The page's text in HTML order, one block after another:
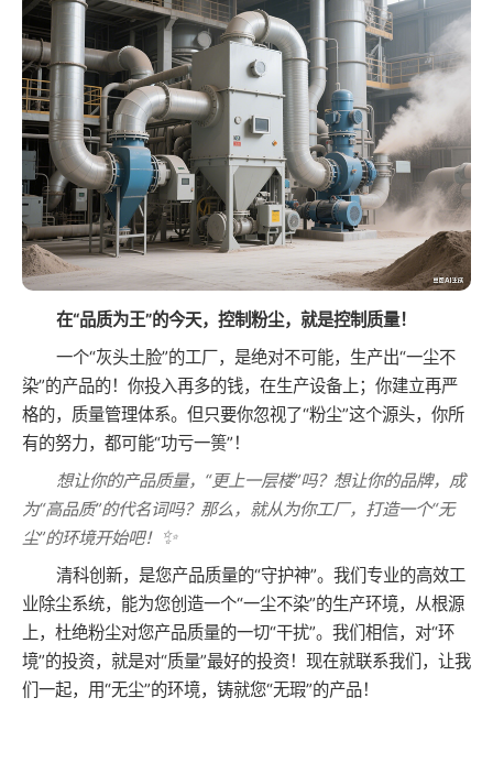
在“品质为王”的今天，控制粉尘，就是控制质量！
一个“灰头土脸”的工厂，是绝对不可能，生产出“一尘不
染”的产品的！你投入再多的钱，在生产设备上；你建立再严
格的，质量管理体系。但只要你忽视了“粉尘”这个源头，你所
有的努力，都可能“功亏一篑”！
想让你的产品质量，“更上一层楼”吗？想让你的品牌，成
为“高品质”的代名词吗？那么，就从为你工厂，打造一个“无
尘”的环境开始吧！ ✨
清科创新，是您产品质量的“守护神”。我们专业的高效工
业除尘系统，能为您创造一个“一尘不染”的生产环境，从根源
上，杜绝粉尘对您产品质量的一切“干扰”。我们相信，对“环
境”的投资，就是对“质量”最好的投资！现在就联系我们，让我
们一起，用“无尘”的环境，铸就您“无瑕”的产品！